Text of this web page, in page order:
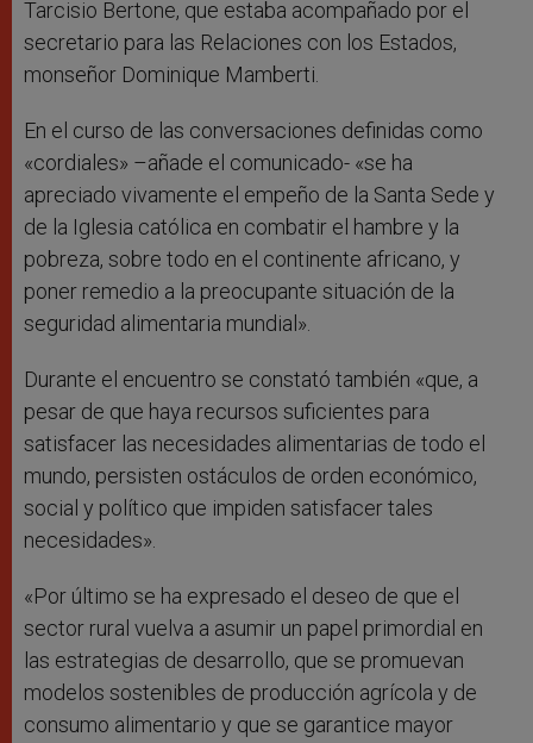
Tarcisio Bertone, que estaba acompañado por el
secretario para las Relaciones con los Estados,
monseñor Dominique Mamberti.
En el curso de las conversaciones definidas como
«cordiales» –añade el comunicado- «se ha
apreciado vivamente el empeño de la Santa Sede y
de la Iglesia católica en combatir el hambre y la
pobreza, sobre todo en el continente africano, y
poner remedio a la preocupante situación de la
seguridad alimentaria mundial».
Durante el encuentro se constató también «que, a
pesar de que haya recursos suficientes para
satisfacer las necesidades alimentarias de todo el
mundo, persisten ostáculos de orden económico,
social y político que impiden satisfacer tales
necesidades».
«Por último se ha expresado el deseo de que el
sector rural vuelva a asumir un papel primordial en
las estrategias de desarrollo, que se promuevan
modelos sostenibles de producción agrícola y de
consumo alimentario y que se garantice mayor